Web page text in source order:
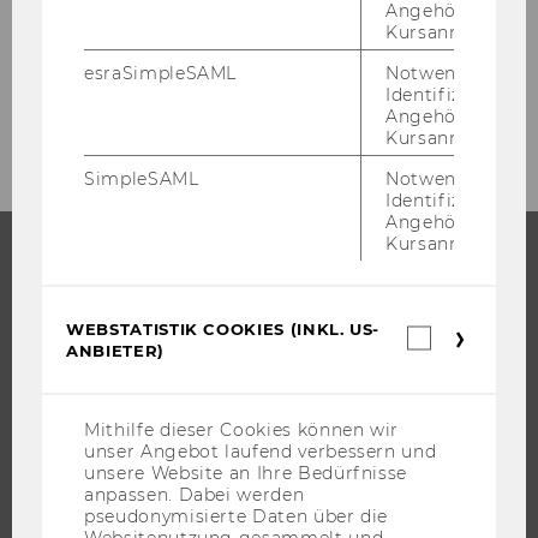
News Student Counselling Details SoSe 2025
WARUM WU?
DOKTORAT / PHD
EXECUTIVE EDUCATION
BEWERBUNG UND ZULASSUNG
Angehörige/r für
Kursanmeldung.
esraSimpleSAML
Notwendig zur
Identifizierung
Angehörige/r für
Kursanmeldung.
SimpleSAML
Notwendig zur
Identifizierung
Angehörige/r für
Kursanmeldung.
WEBSTATISTIK COOKIES (INKL. US-
ANBIETER)
Mithilfe dieser Cookies können wir
unser Angebot laufend verbessern und
unsere Website an Ihre Bedürfnisse
anpassen. Dabei werden
pseudonymisierte Daten über die